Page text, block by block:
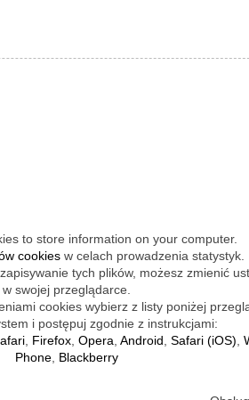
to store information on your computer.
cookiesw celach prowadzenia statystyk.
tych plików, możesz zmienić
w swojej przeglądarce.
cookies wybierz z listy poniżej
i postępuj zgodnie z instrukcjami:
, Firefox, Opera, Android, Safari (iOS),
Phone, Blackberry